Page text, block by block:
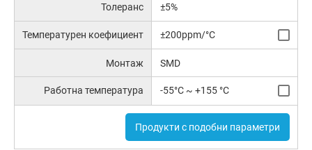
Толеранс ±5%
Температурен коефициент ±200ppm/°C
Монтаж SMD
Работна температура -55°C ~ +155 °C
Продукти с подобни параметри